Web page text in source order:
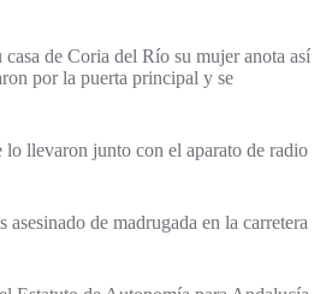
de Coria del Río su mujer anota así
por la puerta principal y se
lo llevaron junto con el aparato de radio
de madrugada en la carretera